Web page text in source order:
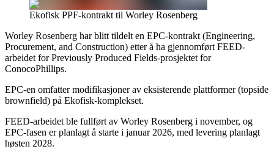
Ekofisk PPF-kontrakt til Worley Rosenberg
Worley Rosenberg har blitt tildelt en EPC-kontrakt (Engineering,
Procurement, and Construction) etter å ha gjennomført FEED-
arbeidet for Previously Produced Fields-prosjektet for
ConocoPhillips.
EPC-en omfatter modifikasjoner av eksisterende plattformer (topside
brownfield) på Ekofisk-komplekset.
FEED-arbeidet ble fullført av Worley Rosenberg i november, og
EPC-fasen er planlagt å starte i januar 2026, med levering planlagt
høsten 2028.